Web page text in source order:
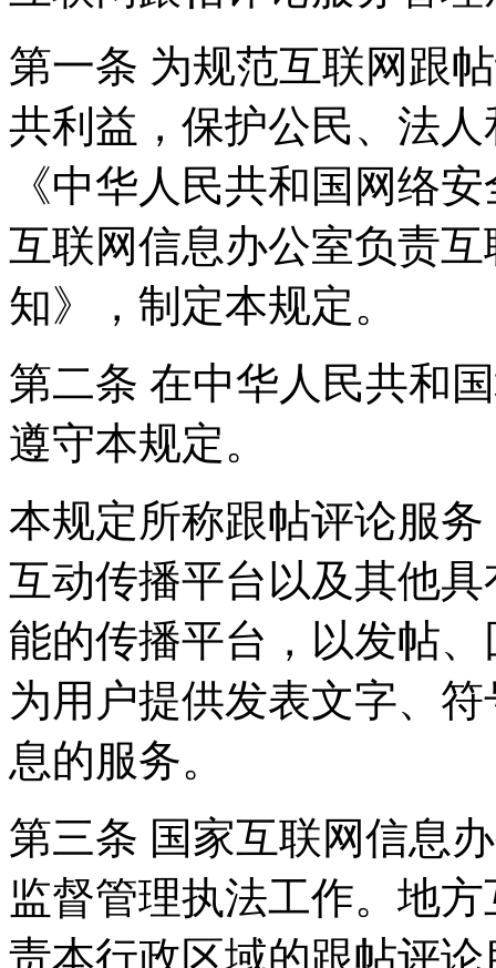
第一条 为规范互联网跟
共利益，保护公民、法
《中华人民共和国网络
互联网信息办公室负责
知》，制定本规定。
第二条 在中华人民共和
遵守本规定。
本规定所称跟帖评论服
互动传播平台以及其他
能的传播平台，以发帖
为用户提供发表文字、
息的服务。
第三条 国家互联网信息
监督管理执法工作。地
责本行政区域的跟帖评